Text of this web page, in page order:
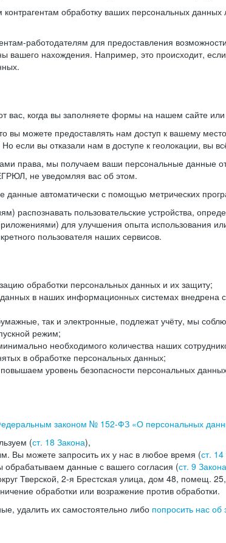
обработку ваших персональных
работодателям для предоставления
вашего нахождения. Например, это происходит,
когда вы заполняете формы на нашем сайте или
вы можете предоставлять нам доступ к вашему
если вы отказали нам в доступе к геолокации, вы
права, мы получаем ваши персональные данные
не уведомляя вас об этом.
данные автоматически с помощью метрических
пользовательские устройства,
для улучшения опыта использования
пользователя наших сервисов.
обработки персональных данных и их защиту;
в наших информационных системах внедрена
так и электронные, подлежат учёту, мы
режим;
необходимого количества наших
в обработке персональных данных;
уровень безопасности персональных
законом № 152-ФЗ «О персональных
(ст. 18 Закона),
Вы можете запросить их у нас в любое время (ст.
обрабатываем данные с вашего согласия (ст. 9 Закона
Тверской, 2-я Брестская улица, дом 48, помещ.
обработки или возражение против обработки.
удалить их самостоятельно либо попросить нас об